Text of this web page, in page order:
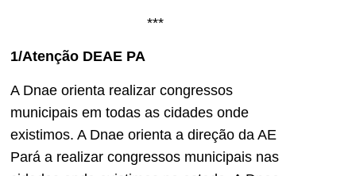
***
1/Atenção DEAE PA
A Dnae orienta realizar congressos
municipais em todas as cidades onde
existimos. A Dnae orienta a direção da AE
Pará a realizar congressos municipais nas